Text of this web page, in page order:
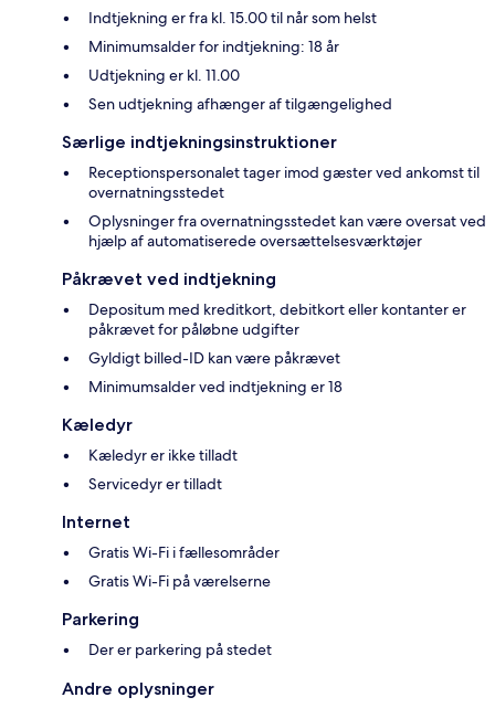
Indtjekning er fra kl. 15.00 til når som helst
Minimumsalder for indtjekning: 18 år
Udtjekning er kl. 11.00
Sen udtjekning afhænger af tilgængelighed
Særlige indtjekningsinstruktioner
Receptionspersonalet tager imod gæster ved ankomst til
overnatningsstedet
Oplysninger fra overnatningsstedet kan være oversat ved
hjælp af automatiserede oversættelsesværktøjer
Påkrævet ved indtjekning
Depositum med kreditkort, debitkort eller kontanter er
påkrævet for påløbne udgifter
Gyldigt billed-ID kan være påkrævet
Minimumsalder ved indtjekning er 18
Kæledyr
Kæledyr er ikke tilladt
Servicedyr er tilladt
Internet
Gratis Wi-Fi i fællesområder
Gratis Wi-Fi på værelserne
Parkering
Der er parkering på stedet
Andre oplysninger